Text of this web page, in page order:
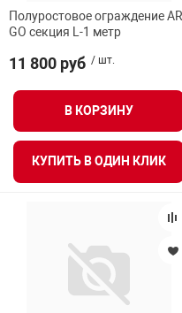
Полуростовое ограждение
GO секция L-1 метр
11 800 руб / шт.
В КОРЗИНУ
КУПИТЬ В ОДИН КЛИК